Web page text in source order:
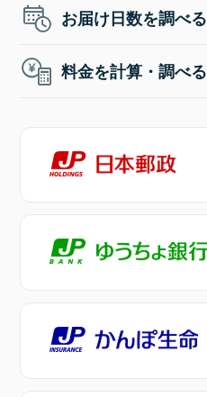
お届け日数を調べる
料金を計算・調べる